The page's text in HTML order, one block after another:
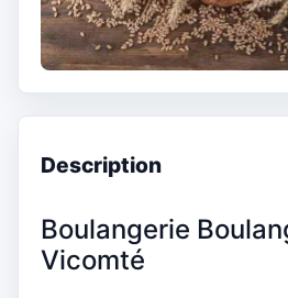
Description
Boulangerie
Vicomté